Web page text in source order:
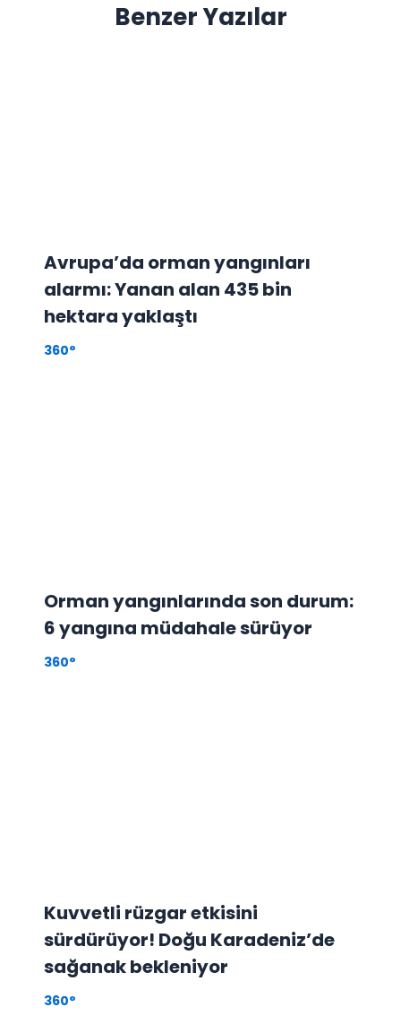
Benzer Yazılar
Avrupa’da orman yangınları
alarmı: Yanan alan 435 bin
hektara yaklaştı
360°
Orman yangınlarında son durum:
6 yangına müdahale sürüyor
360°
Kuvvetli rüzgar etkisini
sürdürüyor! Doğu Karadeniz’de
sağanak bekleniyor
360°